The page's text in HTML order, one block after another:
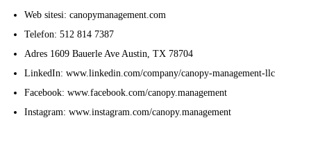
Web sitesi: canopymanagement.com
Telefon: 512 814 7387
Adres 1609 Bauerle Ave Austin, TX 78704
LinkedIn: www.linkedin.com/company/canopy-management-llc
Facebook: www.facebook.com/canopy.management
Instagram: www.instagram.com/canopy.management